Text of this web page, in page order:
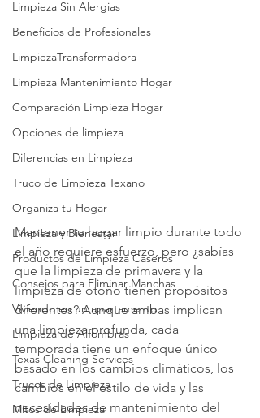
Limpieza Sin Alergias
Beneficios de Profesionales
LimpiezaTransformadora
Limpieza Mantenimiento Hogar
Comparación Limpieza Hogar
Opciones de limpieza
Diferencias en Limpieza
Truco de Limpieza Texano
Organiza tu Hogar
Limpieza y Bienestar
Productos de Limpieza Caseros
Consejos para Eliminar Manchas
Viviendo en un apartamento
Limpieza de Alfombras
Texas Cleaning Services
Trucos de Limpieza
Mitos de Limpieza
Mantener tu hogar limpio durante todo
el año requiere esfuerzo, pero ¿sabías
que la limpieza de primavera y la
limpieza de otoño tienen propósitos
diferentes? Aunque ambas implican
una limpieza profunda, cada
temporada tiene un enfoque único
basado en los cambios climáticos, los
cambios en el estilo de vida y las
necesidades de mantenimiento del